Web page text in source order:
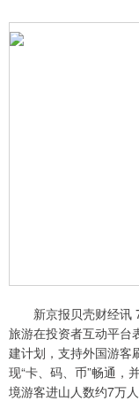
新京报贝壳财经讯 7
旅游在投资者互动平台
建计划，支持外国游客
现“卡、码、币”畅通，
境游客进山人数约7万人